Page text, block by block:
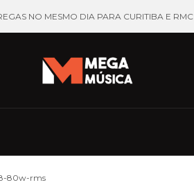
NO MESMO DIA PARA CURITIBA E RMC
80w-rms